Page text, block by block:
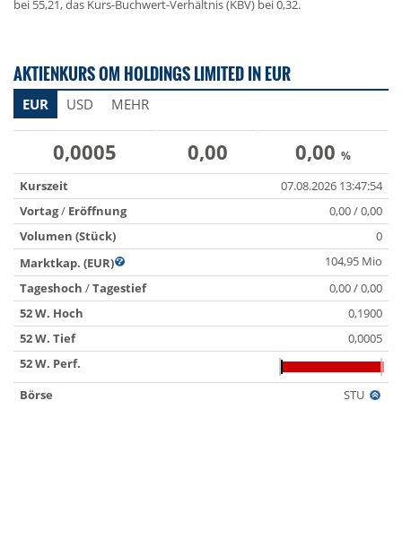
bei 55,21, das Kurs-Buchwert-Verhältnis (KBV) bei 0,32.
AKTIENKURS OM HOLDINGS LIMITED IN EUR
EUR USD MEHR
0,0005 0,00 0,00 %
Kurszeit
07.08.2026 13:47:54
Vortag/ Eröffnung
0,00 / 0,00
Volumen (Stück)
0
Marktkap. (EUR)
104,95 Mio
Tageshoch /Tagestief
0,00 / 0,00
52 W. Hoch
0,1900
52 W. Tief
0,0005
52 W. Perf.
Börse
STU